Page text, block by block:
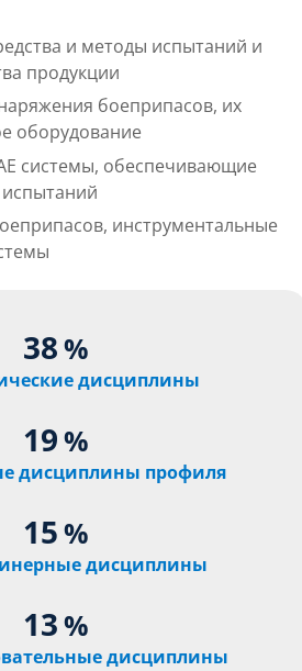
и методы испытаний и
продукции
боеприпасов, их
оборудование
системы, обеспечивающие
инструментальные
38%
дисциплины
19%
дисциплины профиля
15%
дисциплины
13%
дисциплины